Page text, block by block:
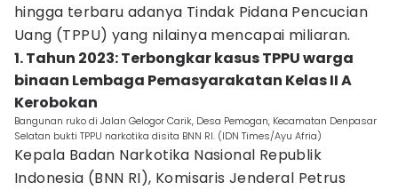
hingga terbaru adanya Tindak Pidana Pencucian
Uang (TPPU) yang nilainya mencapai miliaran.
1. Tahun 2023: Terbongkar kasus TPPU warga
binaan Lembaga Pemasyarakatan Kelas II A
Kerobokan
Bangunan ruko di Jalan Gelogor Carik, Desa Pemogan, Kecamatan Denpasar
Selatan bukti TPPU narkotika disita BNN RI. (IDN Times/Ayu Afria)
Kepala Badan Narkotika Nasional Republik
Indonesia (BNN RI), Komisaris Jenderal Petrus